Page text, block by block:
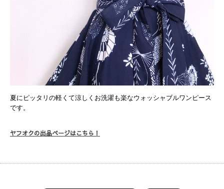
夏にピッタリの軽くて涼しくお洗濯も楽なウォッシャブルワンピース
です。
ヤフオクの出品ページはこちら！